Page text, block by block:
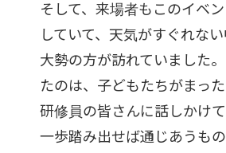
そして、来場者もこのイベ
していて、天気がすぐれな
大勢の方が訪れていました
たのは、子どもたちがまっ
研修員の皆さんに話しかけて
一歩踏み出せば通じあうも